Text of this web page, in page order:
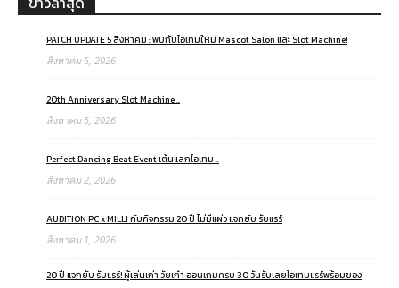
PATCH UPDATE 5 สิงหาคม : พบกับไอเทมใหม่ Mascot Salon และ Slot Machine!
สิงหาคม 5, 2026
20th Anniversary Slot Machine ..
สิงหาคม 5, 2026
Perfect Dancing Beat Event เต้นแลกไอเทม ..
สิงหาคม 2, 2026
AUDITION PC x MILLI กับกิจกรรม 20 ปี ไม่มีแผ่ว แจกยับ รับแรร์
สิงหาคม 1, 2026
20 ปี แจกยับ รับแรร์! ผู้เล่นเก่า วัยเก๋า ออนเกมครบ 30 วันรับเลยไอเทมแรร์พร้อมของ